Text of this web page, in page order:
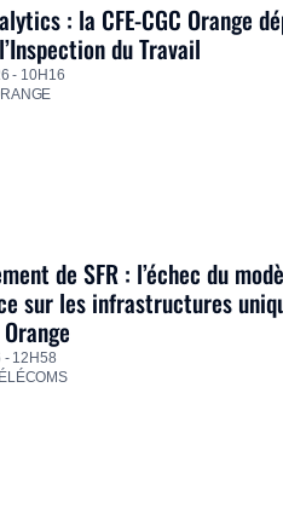
: la CFE-CGC Orange
du Travail
- 10H16
de SFR : l’échec du
sur les infrastructures
- 12H58